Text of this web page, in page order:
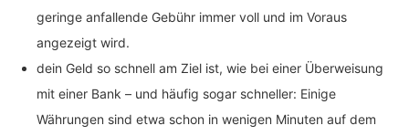
geringe anfallende Gebühr immer voll und im Voraus
angezeigt wird.
dein Geld so schnell am Ziel ist, wie bei einer Überweisung
mit einer Bank – und häufig sogar schneller: Einige
Währungen sind etwa schon in wenigen Minuten auf dem